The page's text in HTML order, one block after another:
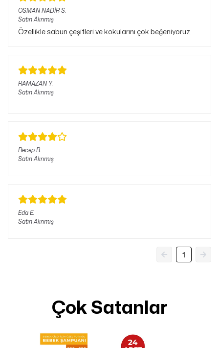
OSMAN NADİRS.
Satın Alınmış
Özellikle sabun çeşitleri ve kokularını çok beğeniyoruz.
RAMAZAN Y.
Satın Alınmış
RecepB.
Satın Alınmış
EdaE.
Satın Alınmış
1
Çok Satanlar